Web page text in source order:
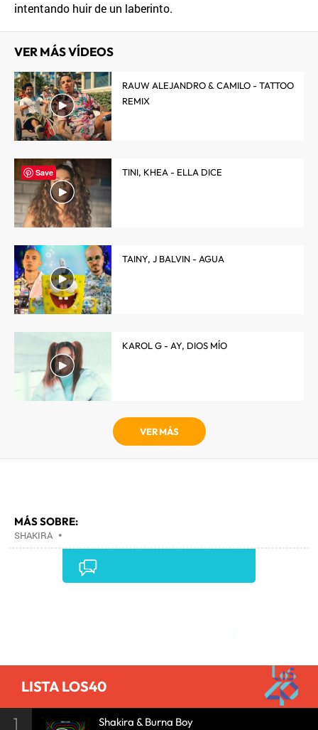
intentando huir de un laberinto.
VER MÁS VÍDEOS
RAUW ALEJANDRO & CAMILO - TATTOO
REMIX
TINI, KHEA - ELLA DICE
TAINY, J BALVIN - AGUA
KAROL G - AY, DIOS MÍO
VER MÁS
MÁS SOBRE:
SHAKIRA •
LISTA LOS40
1
Shakira & Burna Boy
Save